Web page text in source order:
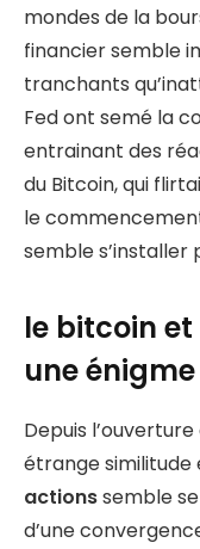
mondes de la
financier semble
tranchants
Fed ont semé la
entrainant des
du Bitcoin, qui
le
semble s’installer
le bitcoin
une
Depuis
étrange similitude
actionssemble
d’une